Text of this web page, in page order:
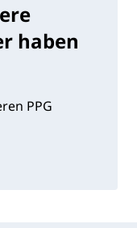
haben
PPG